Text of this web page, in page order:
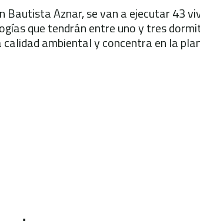
Bautista Aznar, se van a ejecutar 43
que tendrán entre uno y tres
ambiental y concentra en la